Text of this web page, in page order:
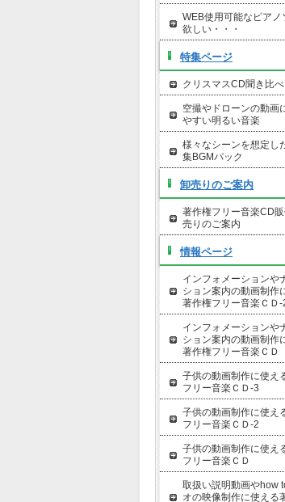
WEB使用可能なピアノ
欲しい・・・
特集ページ
クリスマスCD聞き比べ
空撮やドローンの動画
やすい明るい音楽
様々なシーンを想定し
集BGMパック
卸売りのご案内
著作権フリー音楽CD
売りのご案内
情報ページ
インフォメーションや
ション案内の動画制作
著作権フリー音楽ＣＤ-
インフォメーションや
ション案内の動画制作
著作権フリー音楽ＣＤ
子供の動画制作に使え
フリー音楽ＣＤ-3
子供の動画制作に使え
フリー音楽ＣＤ-2
子供の動画制作に使え
フリー音楽ＣＤ
取扱い説明動画やhow
オの映像制作に使える